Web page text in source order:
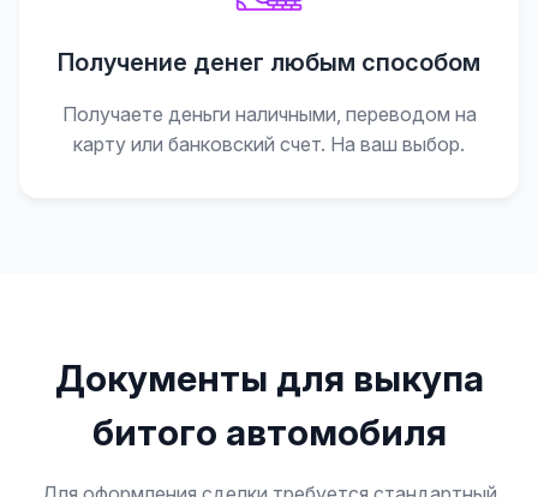
Получение денег любым способом
Получаете деньги наличными, переводом на
карту или банковский счет. На ваш выбор.
Документы для выкупа
битого автомобиля